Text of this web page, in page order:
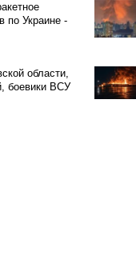
по Украине -
области,
боевики ВСУ